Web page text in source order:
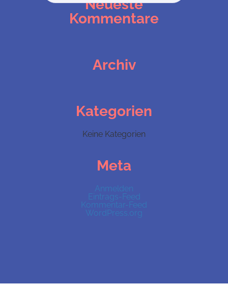
Neueste
Kommentare
Archiv
Kategorien
Keine Kategorien
Meta
Anmelden
Eintrags-Feed
Kommentar-Feed
WordPress.org